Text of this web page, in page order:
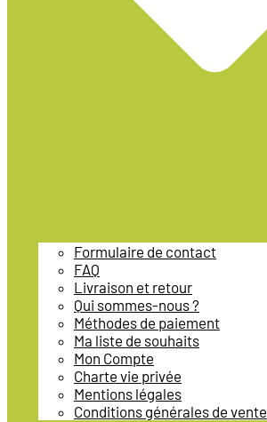
Formulaire de contact
FAQ
Livraison et retour
Qui sommes-nous ?
Méthodes de paiement
Ma liste de souhaits
Mon Compte
Charte vie privée
Mentions légales
Conditions générales de vente